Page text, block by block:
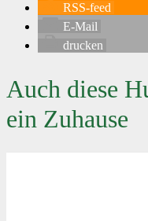
RSS-feed
E-Mail
drucken
Auch diese
ein Zuhause